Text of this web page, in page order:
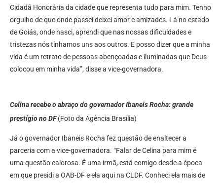
Cidadã Honorária da cidade que representa tudo para mim. Tenho
orgulho de que onde passei deixei amor e amizades. Lá no estado
de Goiás, onde nasci, aprendi que nas nossas dificuldades e
tristezas nós tínhamos uns aos outros. E posso dizer que a minha
vida é um retrato de pessoas abençoadas e iluminadas que Deus
colocou em minha vida”, disse a vice-governadora.
Celina recebe o abraço do governador Ibaneis Rocha: grande
prestígio no DF(Foto da Agência Brasília)
Já o governador Ibaneis Rocha fez questão de enaltecer a
parceria com a vice-governadora. “Falar de Celina para mim é
uma questão calorosa. É uma irmã, está comigo desde a época
em que presidi a OAB-DF e ela aqui na CLDF. Conheci ela mais de